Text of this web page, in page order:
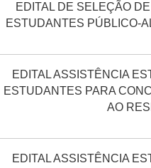
EDITAL DE SELEÇÃO
ESTUDANTES PÚBLICO-
EDITAL ASSISTÊNCIA
ESTUDANTES PARA
AO
EDITAL ASSISTÊNCIA